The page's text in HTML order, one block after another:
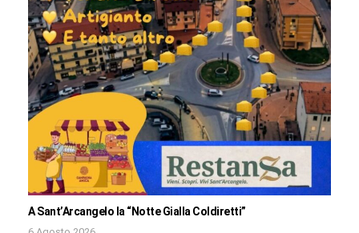
A Sant’Arcangelo la “Notte Gialla Coldiretti”